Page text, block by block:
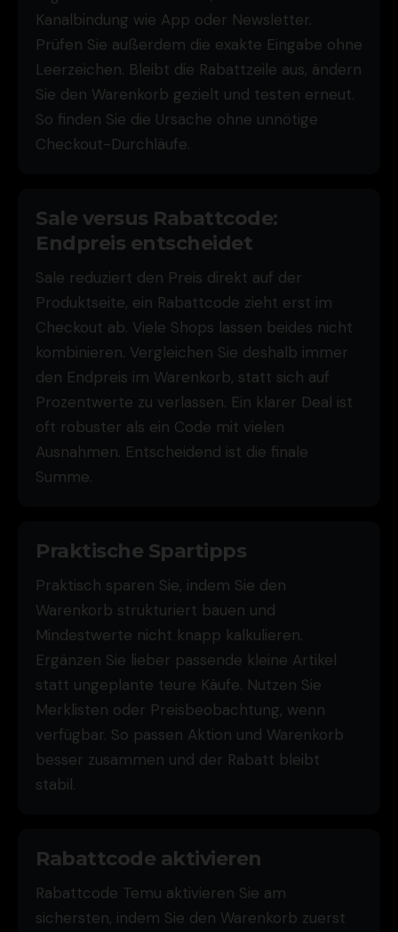
Kanalbindung wie App oder Newsletter.
Prüfen Sie außerdem die exakte Eingabe ohne
Leerzeichen. Bleibt die Rabattzeile aus, ändern
Sie den Warenkorb gezielt und testen erneut.
So finden Sie die Ursache ohne unnötige
Checkout-Durchläufe.
Sale versus Rabattcode:
Endpreis entscheidet
Sale reduziert den Preis direkt auf der
Produktseite, ein Rabattcode zieht erst im
Checkout ab. Viele Shops lassen beides nicht
kombinieren. Vergleichen Sie deshalb immer
den Endpreis im Warenkorb, statt sich auf
Prozentwerte zu verlassen. Ein klarer Deal ist
oft robuster als ein Code mit vielen
Ausnahmen. Entscheidend ist die finale
Summe.
Praktische Spartipps
Praktisch sparen Sie, indem Sie den
Warenkorb strukturiert bauen und
Mindestwerte nicht knapp kalkulieren.
Ergänzen Sie lieber passende kleine Artikel
statt ungeplante teure Käufe. Nutzen Sie
Merklisten oder Preisbeobachtung, wenn
verfügbar. So passen Aktion und Warenkorb
besser zusammen und der Rabatt bleibt
stabil.
Rabattcode aktivieren
Rabattcode Temu aktivieren Sie am
sichersten, indem Sie den Warenkorb zuerst